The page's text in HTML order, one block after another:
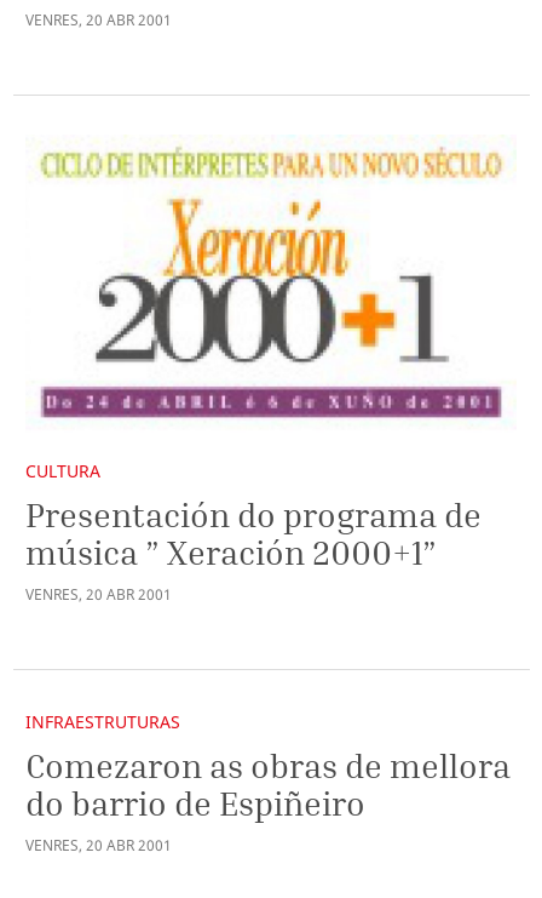
VENRES, 20 ABR2001
CULTURA
Presentación do programa de
música ” Xeración 2000+1”
VENRES, 20 ABR2001
INFRAESTRUTURAS
Comezaron as obras de mellora
do barrio de Espiñeiro
VENRES, 20 ABR2001